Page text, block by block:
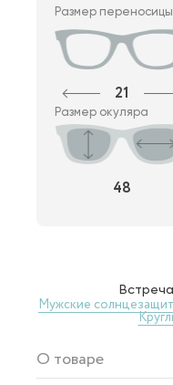
Размер переносицы
21
Размер окуляра
48
Мужские
О товаре